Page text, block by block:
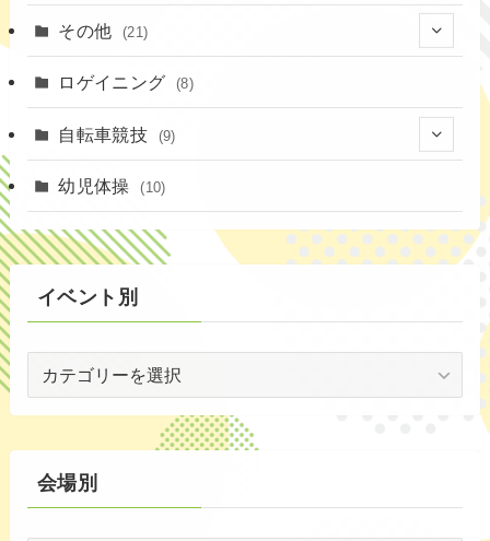
(14)
(4)
(20)
(19)
(1)
(16)
(6)
(3)
(2)
その他 (21)
(4)
ロゲイニング (8)
自転車競技 (9)
幼児体操 (10)
イベント別
ン
ト
別
会場別